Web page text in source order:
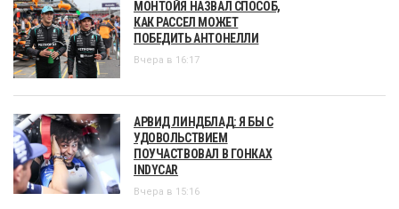
МОНТОЙЯ НАЗВАЛ СПОСОБ,
КАК РАССЕЛ МОЖЕТ
ПОБЕДИТЬ АНТОНЕЛЛИ
Вчера в 16:17
АРВИД ЛИНДБЛАД: Я БЫ С
УДОВОЛЬСТВИЕМ
ПОУЧАСТВОВАЛ В ГОНКАХ
INDYCAR
Вчера в 15:16